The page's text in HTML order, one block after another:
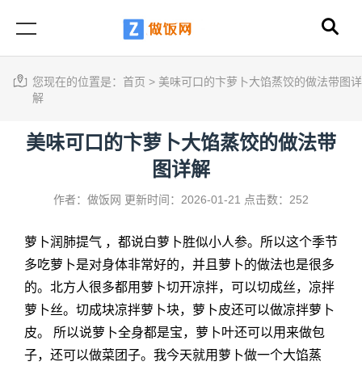
您现在的位置是： 首页 > 美味可口的卞萝卜大馅蒸饺的做法带图详
解
美味可口的卞萝卜大馅蒸饺的做法带
图详解
作者：做饭网 更新时间：2026-01-21 点击数：252
萝卜润肺提气 ，都说白萝卜胜似小人参。所以这个季节
多吃萝卜是对身体非常好的，并且萝卜的做法也是很多
的。北方人很多都用萝卜切开凉拌，可以切成丝，凉拌
萝卜丝。切成块凉拌萝卜块，萝卜皮还可以做凉拌萝卜
皮。 所以说萝卜全身都是宝，萝卜叶还可以用来做包
子，还可以做菜团子。我今天就用萝卜做一个大馅蒸